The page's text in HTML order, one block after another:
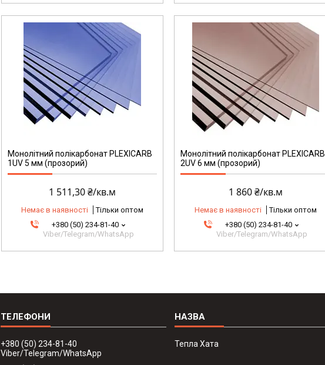
Монолітний полікарбонат PLEXICARB
1UV 5 мм (прозорий)
1 511,30 ₴/кв.м
Немає в наявності
Тільки оптом
+380 (50) 234-81-40
Viber/Telegram/WhatsApp
Монолітний полікарбонат PLEXICARB
2UV 6 мм (прозорий)
1 860 ₴/кв.м
Немає в наявності
Тільки оптом
+380 (50) 234-81-40
Viber/Telegram/WhatsApp
+380 (50) 234-81-40
Viber/Telegram/WhatsApp
Тепла Хата